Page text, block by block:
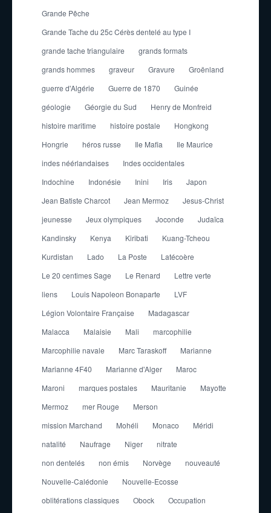
Grande Pêche
Grande Tache du 25c Cérès dentelé au type I
grande tache triangulaire
grands formats
grands hommes
graveur Gravure
Groënland
guerre d'Algérie
Guerre de 1870
Guinée
géologie
Géorgie du Sud
Henry de Monfreid
histoire maritime
histoire postale
Hongkong
Hongrie
héros russe Ile Mafia
Ile Maurice
indes néérlandaises
Indes occidentales
Indochine
Indonésie Inini Iris
Japon
Jean Batiste Charcot
Jean Mermoz
Jesus-Christ
jeunesse
Jeux olympiques Joconde
Judaïca
Kandinsky
Kenya Kiribati
Kuang-Tcheou
Kurdistan
Lado La Poste
Latécoère
Le 20 centimes Sage
Le Renard
Lettre verte
liens
Louis Napoleon Bonaparte
LVF
Légion Volontaire Française
Madagascar
Malacca
Malaisie Mali
marcophilie
Marcophilie navale
Marc Taraskoff
Marianne
Marianne 4F40
Marianne d'Alger
Maroc
Maroni
marques postales Mauritanie
Mayotte
Mermoz
mer Rouge
Merson
mission Marchand
Mohéli Monaco
Méridi
natalité
Naufrage Niger
nitrate
non dentelés
non émis Norvège
nouveauté
Nouvelle-Calédonie
Nouvelle-Ecosse
oblitérations classiques
Obock Occupation